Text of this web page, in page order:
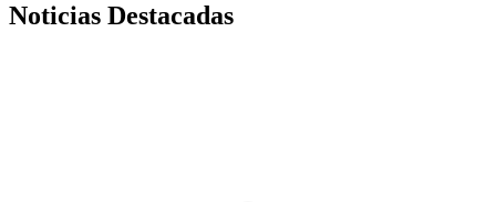
Noticias Destacadas